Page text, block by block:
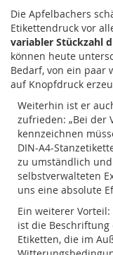
Die Apfelbachers
Etikettendruck vor
variabler Stückzahl
können heute
Bedarf, von ein paar
auf Knopfdruck
Weiterhin ist er
zufrieden: „Bei der
kennzeichnen
DIN-A4-
zu umständlich
selbstverwalteten
uns eine absolute
Ein weiterer
ist die
Etiketten, die im